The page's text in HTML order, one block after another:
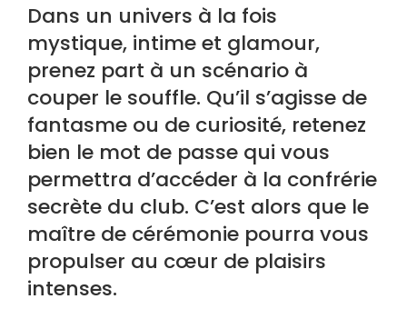
Dans un univers à la fois
mystique, intime et glamour,
prenez part à un scénario à
couper le souffle. Qu’il s’agisse de
fantasme ou de curiosité, retenez
bien le mot de passe qui vous
permettra d’accéder à la confrérie
secrète du club. C’est alors que le
maître de cérémonie pourra vous
propulser au cœur de plaisirs
intenses.